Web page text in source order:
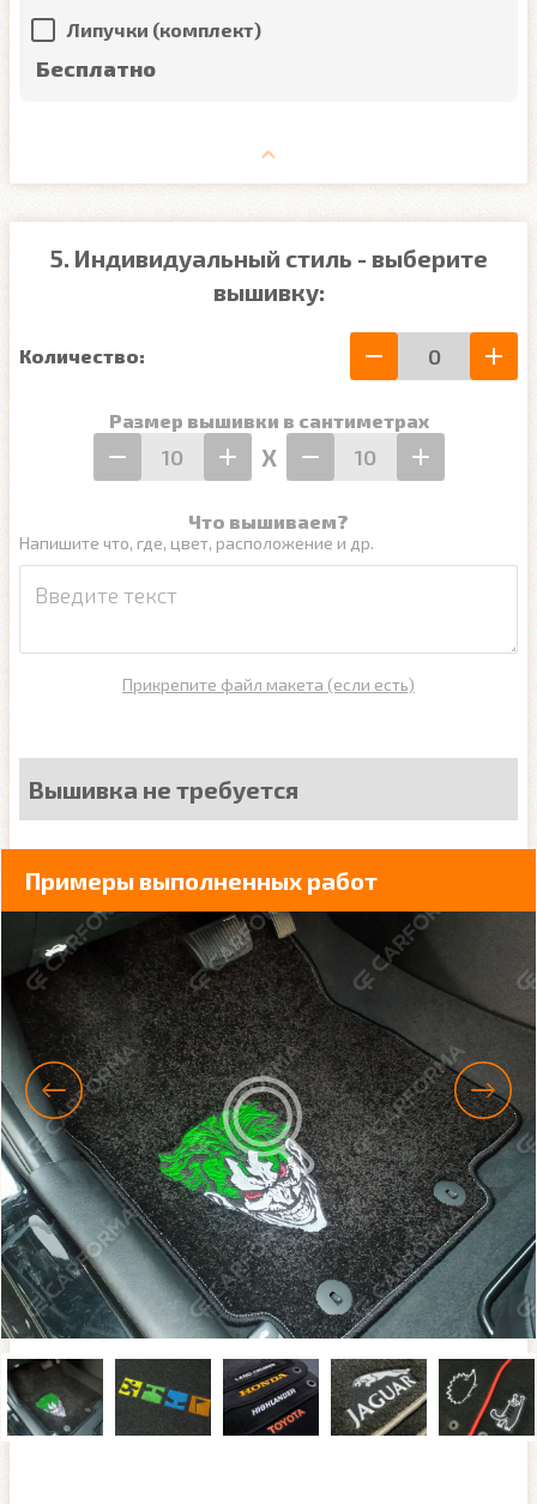
Липучки (комплект)
Бесплатно
5. Индивидуальный стиль - выберите
вышивку:
Количество:
Размер вышивки в сантиметрах
Х
Что вышиваем?
Напишите что, где, цвет, расположение и др.
Прикрепите файл макета (если есть)
Вышивка не требуется
Примеры выполненных работ